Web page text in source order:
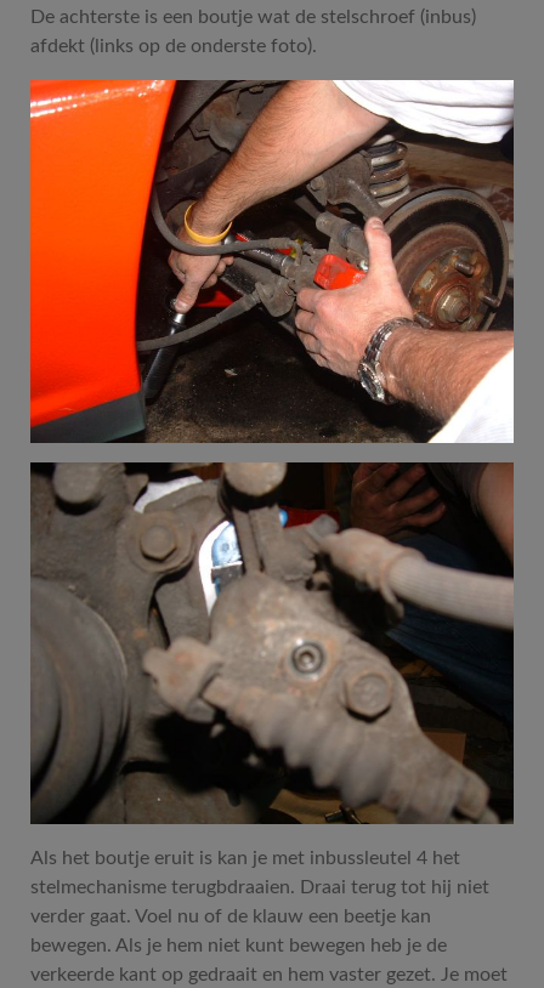
De achterste is een boutje wat de stelschroef (inbus)
afdekt (links op de onderste foto).
Als het boutje eruit is kan je met inbussleutel 4 het
stelmechanisme terugbdraaien. Draai terug tot hij niet
verder gaat. Voel nu of de klauw een beetje kan
bewegen. Als je hem niet kunt bewegen heb je de
verkeerde kant op gedraait en hem vaster gezet. Je moet